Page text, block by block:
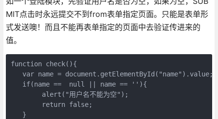
MIT点击时永远提交不到from表单指定页面。只能是表单形
式发送噢！而且不能再表单指定的页面中去验证传进来的
值。
function check(){
   var name = document.getElementById("name").value;
   if(name ==  null || name == ''){
        alert("用户名不能为空");
        return false;
   }